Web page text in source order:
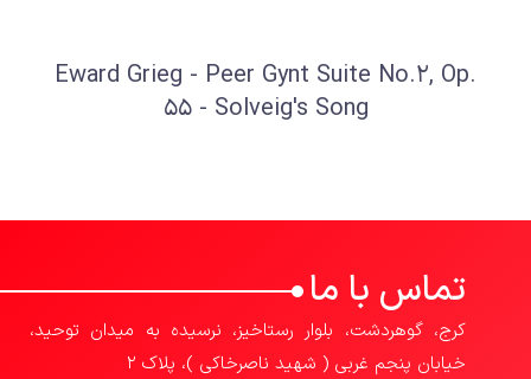
Eward Grieg - Peer Gynt Suite No.2, Op.
55 - Solveig's Song
تماس با ما
کرج، گوهردشت، بلوار رستاخیز، نرسیده به میدان توحید،
خیابان پنجم غربی ( شهید ناصرخاکی )، پلاک 2